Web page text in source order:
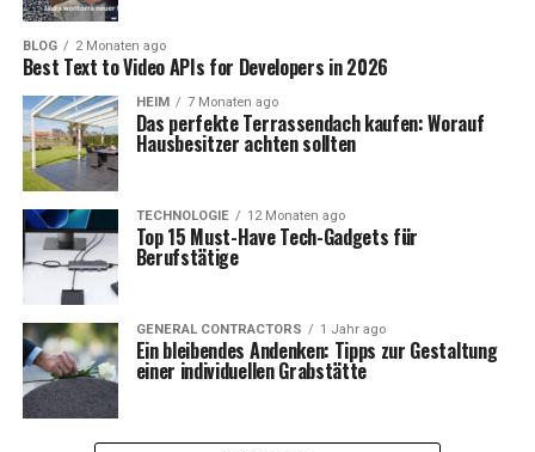
BLOG 2 Monaten ago
Best Text to Video APIs for Developers in 2026
HEIM 7 Monaten ago
Das perfekte Terrassendach kaufen: Worauf
Hausbesitzer achten sollten
TECHNOLOGIE 12 Monaten ago
Top 15 Must-Have Tech-Gadgets für
Berufstätige
GENERAL CONTRACTORS 1 Jahr ago
Ein bleibendes Andenken: Tipps zur Gestaltung
einer individuellen Grabstätte